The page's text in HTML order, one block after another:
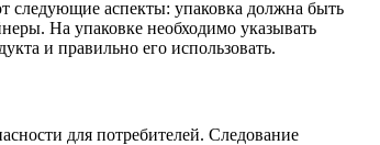
следующие аспекты: упаковка должна быть
На упаковке необходимо указывать
и правильно его использовать.
для потребителей. Следование